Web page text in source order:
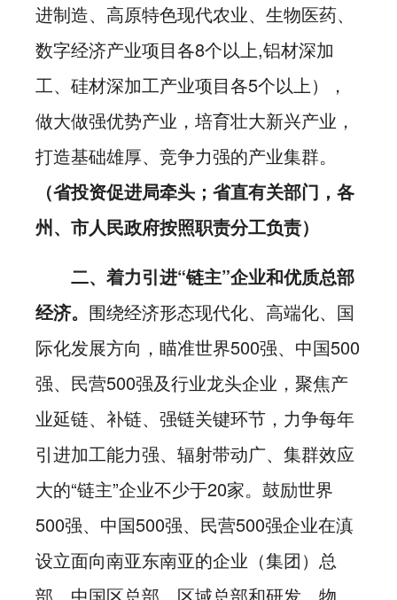
进制造、高原特色现代农业、生物医药、
数字经济产业项目各8个以上,铝材深加
工、硅材深加工产业项目各5个以上），
做大做强优势产业，培育壮大新兴产业，
打造基础雄厚、竞争力强的产业集群。
（省投资促进局牵头；省直有关部门，各
州、市人民政府按照职责分工负责）
二、着力引进“链主”企业和优质总部
经济。 围绕经济形态现代化、高端化、国
际化发展方向，瞄准世界500强、中国500
强、民营500强及行业龙头企业，聚焦产
业延链、补链、强链关键环节，力争每年
引进加工能力强、辐射带动广、集群效应
大的“链主”企业不少于20家。鼓励世界
500强、中国500强、民营500强企业在滇
设立面向南亚东南亚的企业（集团）总